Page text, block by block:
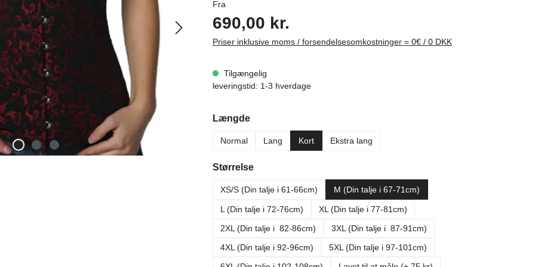
Fra
690,00 kr.
Priser inklusive moms / forsendelsesomkostninger = 0€ / 0 DKK
Tilgængelig
leveringstid: 1-3 hverdage
Vælg
Længde
Normal Lang Kort Ekstra lang
Vælg
Størrelse
XS/S (Din talje i 61-66cm) M (Din talje i 67-71cm)
L (Din talje i 72-76cm)
XL (Din talje i 77-81cm)
2XL (Din talje i 82-86cm)
3XL (Din talje i 87-91cm)
4XL (Din talje i 92-96cm)
5XL (Din talje i 97-101cm)